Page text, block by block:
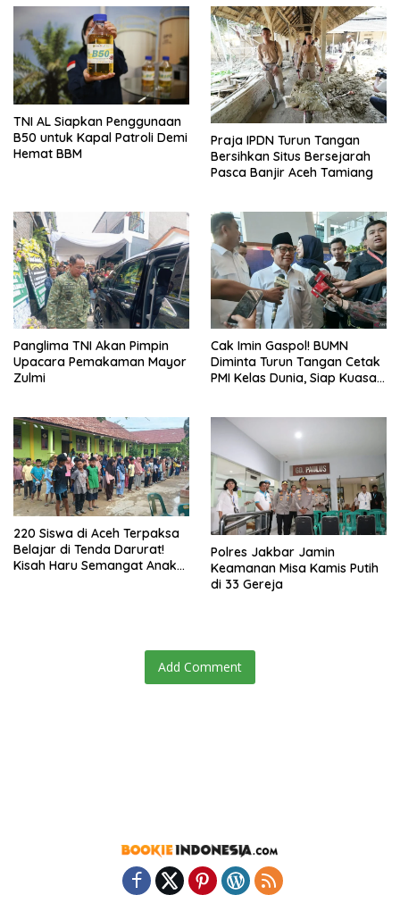
TNI AL Siapkan Penggunaan
B50 untuk Kapal Patroli Demi
Hemat BBM
Praja IPDN Turun Tangan
Bersihkan Situs Bersejarah
Pasca Banjir Aceh Tamiang
Panglima TNI Akan Pimpin
Upacara Pemakaman Mayor
Zulmi
Cak Imin Gaspol! BUMN
Diminta Turun Tangan Cetak
PMI Kelas Dunia, Siap Kuasai
220 Siswa di Aceh Terpaksa
Belajar di Tenda Darurat!
Kisah Haru Semangat Anak-
Polres Jakbar Jamin
Keamanan Misa Kamis Putih
di 33 Gereja
Add Comment